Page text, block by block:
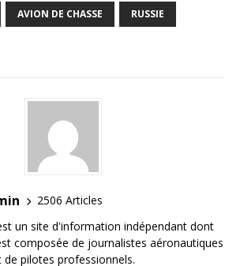
AVION DE CHASSE RUSSIE
2506 Articles
un site d'information indépendant dont
composée de journalistes aéronautiques
de pilotes professionnels.